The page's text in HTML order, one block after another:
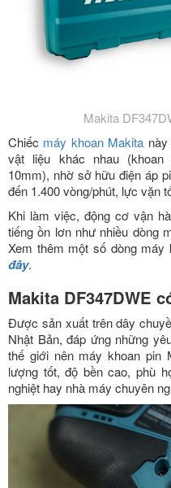
Makita
Chiếc máy khoan Makita
vật liệu khác nhau (khoan
10mm), nhờ sở hữu điện áp
đến 1.400 vòng/phút, lực vặn
Khi làm việc, động cơ vận
tiếng ồn lơn như nhiều dòng
Xem thêm một số dòng máy
đây.
Makita DF347DWE
Được sản xuất trên dây
Nhật Bản, đáp ứng những
thế giới nên máy khoan pin
lượng tốt, độ bền cao, phù
nghiệt hay nhà máy chuyên